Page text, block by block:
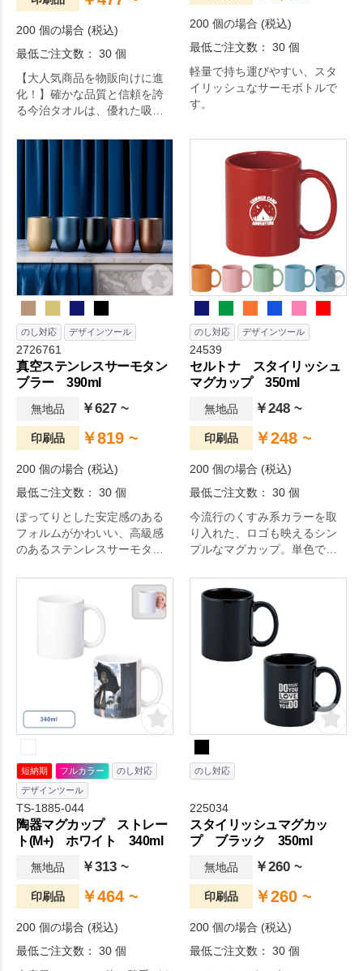
200 個の場合 (税込)
最低ご注文数： 30 個
【大人気商品を物販向けに進
化！】確かな品質と信頼を誇
る今治タオルは、優れた吸水
25cm角の使いやすいサイズは
業界問わず大変ご好評いただ
200 個の場合 (税込)
最低ご注文数： 30 個
軽量で持ち運びやすい、スタ
イリッシュなサーモボトルで
す。
のし対応 デザインツール
2726761
真空ステンレスサーモタン
ブラー 390ml
無地品 ￥627 ~
印刷品 ￥819 ~
200 個の場合 (税込)
最低ご注文数： 30 個
ぽってりとした安定感のある
フォルムがかわいい、高級感
のあるステンレスサーモタン
のし対応 デザインツール
24539
セルトナ スタイリッシュ
マグカップ 350ml
無地品 ￥248 ~
印刷品 ￥248 ~
200 個の場合 (税込)
最低ご注文数： 30 個
今流行のくすみ系カラーを取
り入れた、ロゴも映えるシン
プルなマグカップ。単色で揃
ンで揃えても楽しいアイテム
です。
短納期 フルカラー
のし対応
デザインツール
TS-1885-044
陶器マグカップ ストレー
ト(M+) ホワイト 340ml
無地品 ￥313 ~
印刷品 ￥464 ~
200 個の場合 (税込)
最低ご注文数： 30 個
のし対応
225034
スタイリッシュマグカッ
プ ブラック 350ml
無地品 ￥260 ~
印刷品 ￥260 ~
200 個の場合 (税込)
最低ご注文数： 30 個